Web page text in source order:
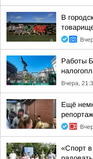
В
Работы
Вчера,
Ещё
«Спорт